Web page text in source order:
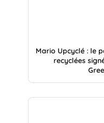
Mario Upcyclé : le
recyclées